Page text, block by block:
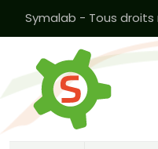
Symalab - Tous droits